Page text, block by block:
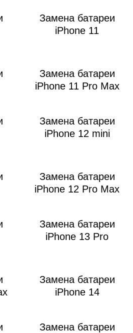
Замена батареи
iPhone 11
Замена батареи
iPhone 11 Pro Max
Замена батареи
iPhone 12 mini
Замена батареи
iPhone 12 Pro Max
Замена батареи
iPhone 13 Pro
Замена батареи
iPhone 14
Замена батареи